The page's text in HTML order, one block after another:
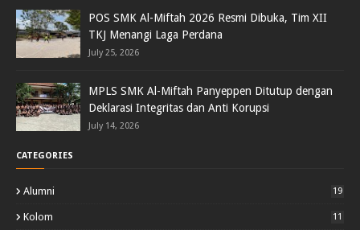
POS SMK Al-Miftah 2026 Resmi Dibuka, Tim XII
TKJ Menangi Laga Perdana
July 25, 2026
MPLS SMK Al-Miftah Panyeppen Ditutup dengan
Deklarasi Integritas dan Anti Korupsi
July 14, 2026
CATEGORIES
Alumni 19
Kolom 11